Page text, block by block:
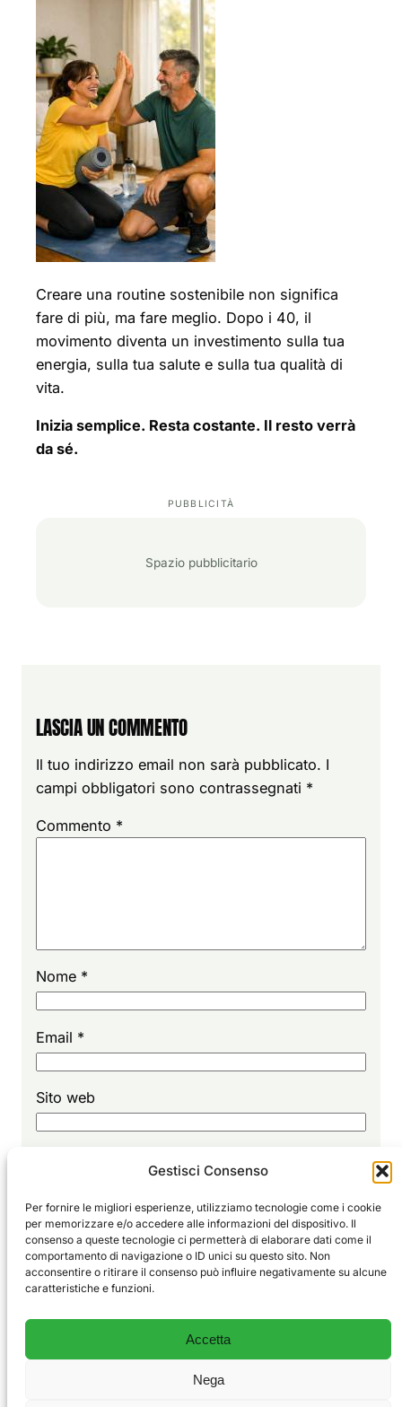
Gestisci Consenso
Per fornire le migliori esperienze, utilizziamo tecnologie come i cookie
per memorizzare e/o accedere alle informazioni del dispositivo. Il
consenso a queste tecnologie ci permetterà di elaborare dati come il
comportamento di navigazione o ID unici su questo sito. Non
acconsentire o ritirare il consenso può influire negativamente su alcune
caratteristiche e funzioni.
Accetta
Nega
Creare una routine sostenibile non significa
fare di più, ma fare meglio. Dopo i 40, il
movimento diventa un investimento sulla tua
energia, sulla tua salute e sulla tua qualità di
vita.
Inizia semplice. Resta costante. Il resto verrà
da sé.
Spazio pubblicitario
LASCIA UN COMMENTO
Il tuo indirizzo email non sarà pubblicato. I
campi obbligatori sono contrassegnati *
Commento *
Nome *
Email *
Sito web
Sport
Vivi
EDITORIALE
PRIVACY POLICY